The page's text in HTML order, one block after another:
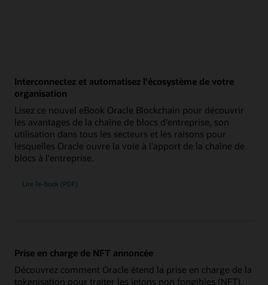
Interconnectez et automatisez l'écosystème de votre
organisation
Lisez ce nouvel eBook Oracle Blockchain pour découvrir
les avantages de la chaîne de blocs d'entreprise, son
utilisation dans tous les secteurs et les raisons pour
lesquelles Oracle ouvre la voie à l'apport de la chaîne de
blocs à l'entreprise.
Lire l’e-book (PDF)
Prise en charge de NFT annoncée
Découvrez comment Oracle étend la prise en charge de la
tokenisation pour traiter les jetons non fongibles (NFT),